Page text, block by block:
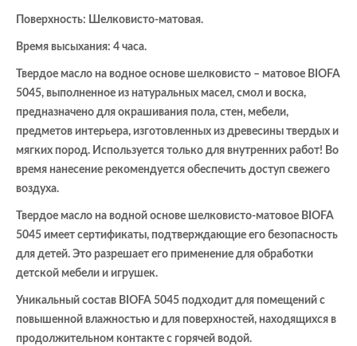
Поверхность: Шелковисто-матовая.
Время высыхания: 4 часа.
Твердое масло на водное основе шелковисто – матовое BIOFA
5045, выполненное из натуральных масел, смол и воска,
предназначено для окрашивания пола, стен, мебели,
предметов интерьера, изготовленных из древесины твердых и
мягких пород. Используется только для внутренних работ! Во
время нанесение рекомендуется обеспечить доступ свежего
воздуха.
Твердое масло на водной основе шелковисто-матовое BIOFA
5045 имеет сертификаты, подтверждающие его безопасность
для детей. Это разрешает его применение для обработки
детской мебели и игрушек.
Уникальный состав BIOFA 5045 подходит для помещений с
повышенной влажностью и для поверхностей, находящихся в
продолжительном контакте с горячей водой.